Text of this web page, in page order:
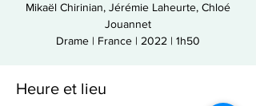
Mikaël Chirinian, Jérémie Laheurte, Chloé
Jouannet
Drame | France | 2022 | 1h50
Heure et lieu